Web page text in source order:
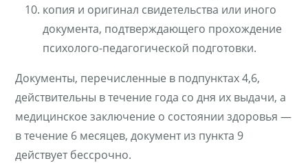
копия и оригинал свидетельства или иного
документа, подтверждающего прохождение
психолого-педагогической подготовки.
Документы, перечисленные в подпунктах 4,6,
действительны в течение года со дня их выдачи, а
медицинское заключение о состоянии здоровья —
в течение 6 месяцев, документ из пункта 9
действует бессрочно.